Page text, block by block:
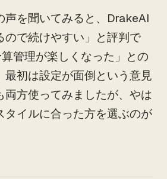
声を聞いてみると、DrakeAI
ので続けやすい」と評判で
管理が楽しくなった」との
最初は設定が面倒という意見
両方使ってみましたが、やは
タイルに合った方を選ぶのが